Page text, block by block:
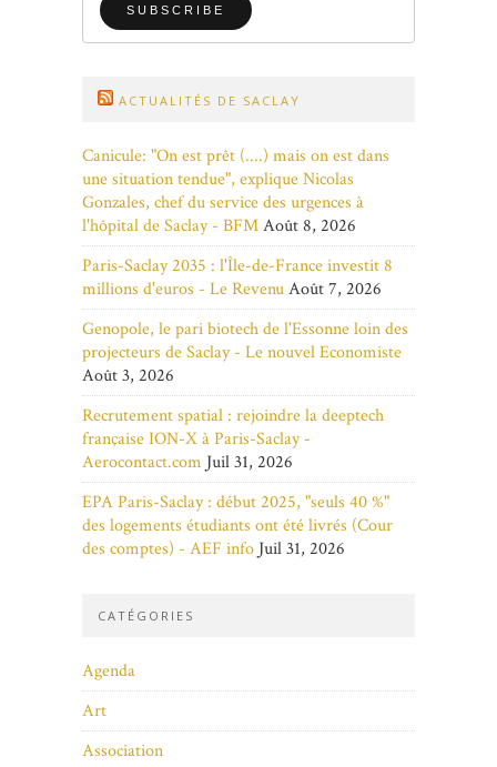
ACTUALITÉS DE SACLAY
Canicule: "On est prêt (....) mais on est dans
une situation tendue", explique Nicolas
Gonzales, chef du service des urgences à
l'hôpital de Saclay - BFMAoût 8, 2026
Paris-Saclay 2035 : l'Île-de-France investit 8
millions d'euros - Le RevenuAoût 7, 2026
Genopole, le pari biotech de l'Essonne loin des
projecteurs de Saclay - Le nouvel Economiste
Août 3, 2026
Recrutement spatial : rejoindre la deeptech
française ION-X à Paris-Saclay -
Aerocontact.com Juil 31, 2026
EPA Paris-Saclay : début 2025, "seuls 40 %"
des logements étudiants ont été livrés (Cour
des comptes) - AEF info Juil 31, 2026
CATÉGORIES
Agenda
Art
Association